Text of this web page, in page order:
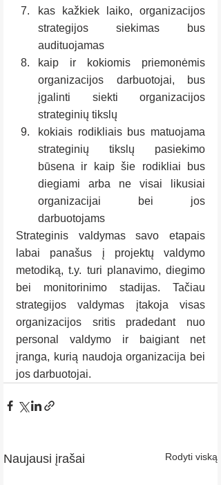
kas kažkiek laiko, organizacijos
strategijos siekimas bus
audituojamas
kaip ir kokiomis priemonėmis
organizacijos darbuotojai, bus
įgalinti siekti organizacijos
strateginių tikslų
kokiais rodikliais bus matuojama
strateginių tikslų pasiekimo
būsena ir kaip šie rodikliai bus
diegiami arba ne visai likusiai
organizacijai bei jos
darbuotojams
Strateginis valdymas savo etapais
labai panašus į projektų valdymo
metodiką, t.y. turi planavimo, diegimo
bei monitorinimo stadijas. Tačiau
strategijos valdymas įtakoja visas
organizacijos sritis pradedant nuo
personal valdymo ir baigiant net
įranga, kurią naudoja organizacija bei
jos darbuotojai.
Naujausi įrašai Rodyti viską